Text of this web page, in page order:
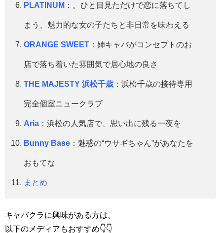
PLATINUM ： 。ひと目見ただけで恋に落ちてし
まう、魅力的な女の子たちと非日常を味わえる
ORANGE SWEET ：姉キャバがコンセプトのお
店で落ち着いた雰囲気で居心地の良さ
THE MAJESTY 浜松千歳 ：浜松千歳の接待専用
完全個室ニュークラブ
Aria ：浜松の人気店で、思い出に残る一夜を
Bunny Base ： 魅惑の“ウサギちゃん”があなたを
おもてな
まとめ
キャバクラに興味がある方は、
以下のメディアもおすすめ👇👇